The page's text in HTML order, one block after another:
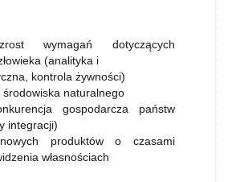
wymagań dotyczących
(analityka i
kontrola żywności)
naturalnego
gospodarcza państw
integracji)
produktów o czasami
własnościach